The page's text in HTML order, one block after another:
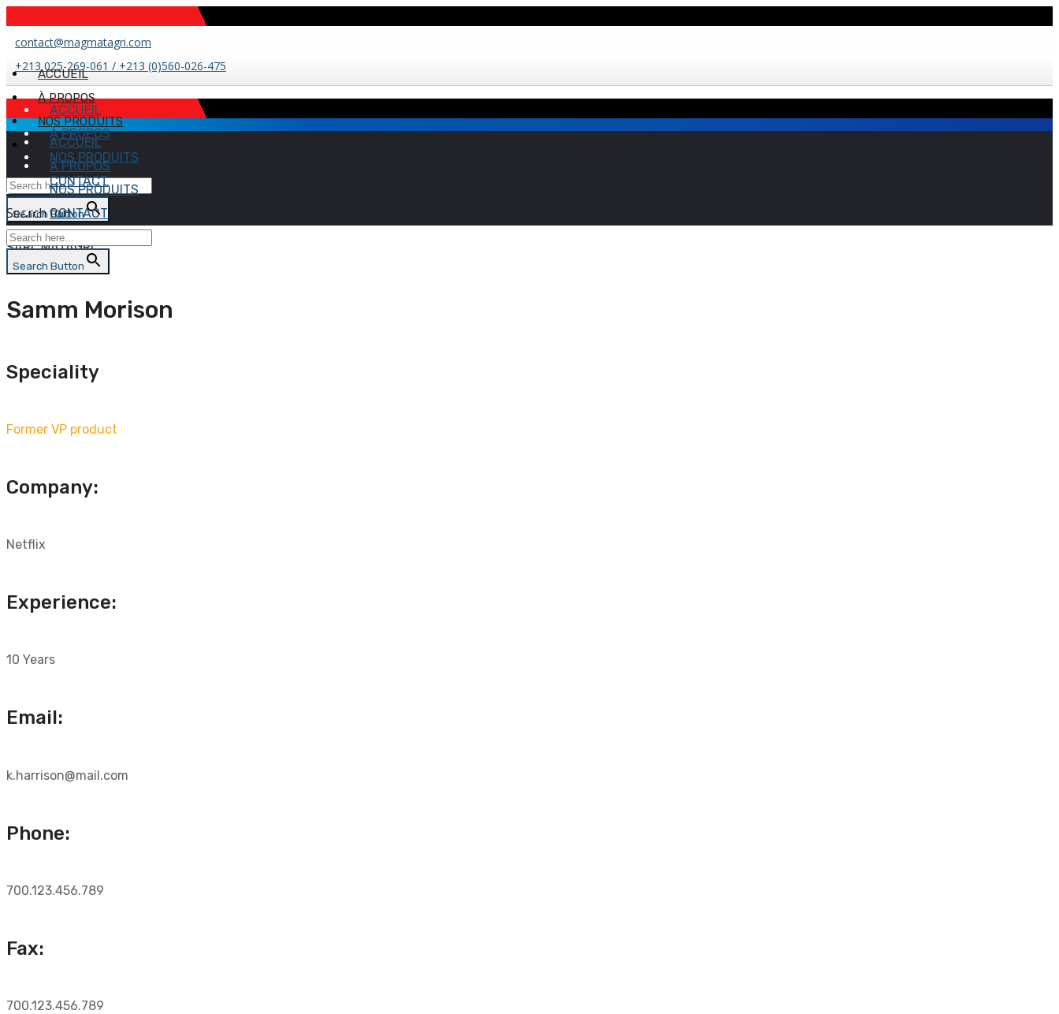
contact@magmatagri.com
+213 025-269-061 / +213 (0)560-026-475
ACCUEIL
À PROPOS
NOS PRODUITS
CONTACT
Search for:
Search Button
SARL MATAGRI
ACCUEIL
À PROPOS
NOS PRODUITS
CONTACT
Search for:
Search Button
ACCUEIL
À PROPOS
NOS PRODUITS
CONTACT
Samm Morison
Speciality
Former VP product
Company:
Netflix
Experience:
10 Years
Email:
k.harrison@mail.com
Phone:
700.123.456.789
Fax:
700.123.456.789